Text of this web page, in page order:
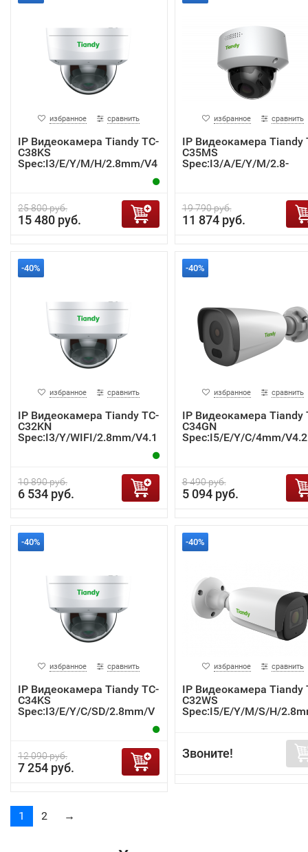
избранное сравнить
IP Видеокамера Tiandy TC-
C38KS
Spec:I3/E/Y/M/H/2.8mm/V4
25 800 руб.
15 480 руб.
избранное сравнить
IP Видеокамера Tiandy
C35MS
Spec:I3/A/E/Y/M/2.8-
19 790 руб.
11 874 руб.
-40%
избранное сравнить
IP Видеокамера Tiandy TC-
C32KN
Spec:I3/Y/WIFI/2.8mm/V4.1
10 890 руб.
6 534 руб.
-40%
избранное сравнить
IP Видеокамера Tiandy
C34GN
Spec:I5/E/Y/C/4mm/V4.2
8 490 руб.
5 094 руб.
-40%
избранное сравнить
IP Видеокамера Tiandy TC-
C34KS
Spec:I3/E/Y/C/SD/2.8mm/V
12 090 руб.
7 254 руб.
-40%
избранное сравнить
IP Видеокамера Tiandy
C32WS
Spec:I5/E/Y/M/S/H/
Звоните!
1 2 →